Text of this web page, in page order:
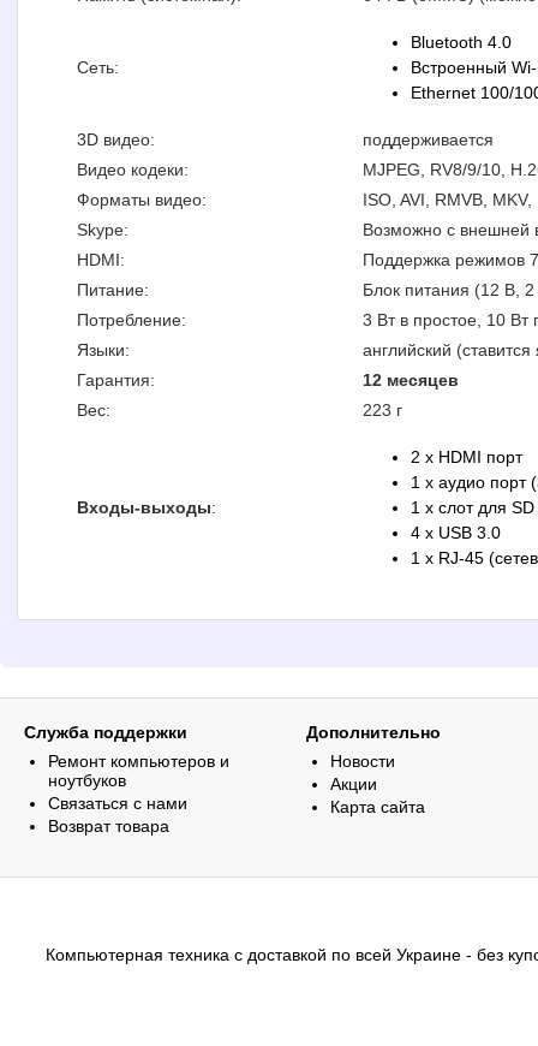
Сеть:
Bluetooth 4.0
Встроенный
Ethernet 100/
3D видео:
поддерживается
Видео кодеки:
MJPEG, RV8/9/10,
Форматы видео:
ISO, AVI, RMVB, MKV,
Skype:
Возможно с внешней
HDMI:
Поддержка режимов
Питание:
Блок питания (12 В,
Потребление:
3 Вт в простое, 10 Вт
Языки:
английский
Гарантия:
12 месяцев
Вес:
223 г
Входы-выходы:
2 x HDMI порт
1 x аудио порт
1 x слот для
4 x USB 3.0
1 x RJ-45
Служба поддержки
Ремонт компьютеров и
ноутбуков
Связаться с нами
Возврат товара
Дополнительно
Новости
Акции
Карта сайта
Компьютерная техника с доставкой по всей Украине - без